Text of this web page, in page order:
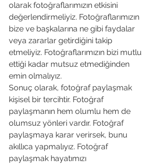
olarak fotoğraflarımızın etkisini
değerlendirmeliyiz. Fotoğraflarımızın
bize ve başkalarına ne gibi faydalar
veya zararlar getirdiğini takip
etmeliyiz. Fotoğraflarımızın bizi mutlu
ettiği kadar mutsuz etmediğinden
emin olmalıyız.
Sonuç olarak, fotoğraf paylaşmak
kişisel bir tercihtir. Fotoğraf
paylaşmanın hem olumlu hem de
olumsuz yönleri vardır. Fotoğraf
paylaşmaya karar verirsek, bunu
akıllıca yapmalıyız. Fotoğraf
paylaşmak hayatımızı